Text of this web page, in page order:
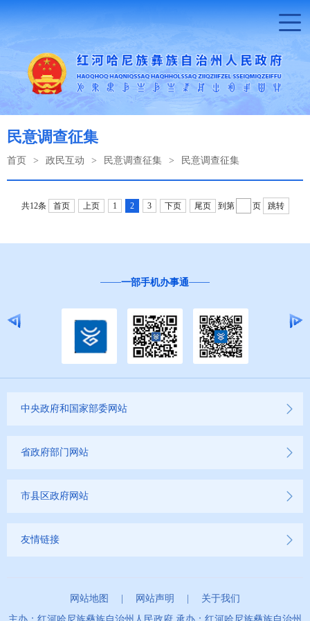
民意调查征集
首页 > 政民互动 > 民意调查征集 > 民意调查征集
共12条 首页 上页 1 2 3 下页 尾页 到第 页 跳转
一部手机办事通
中央政府和国家部委网站
省政府部门网站
市县区政府网站
友情链接
网站地图 网站声明
关于我们